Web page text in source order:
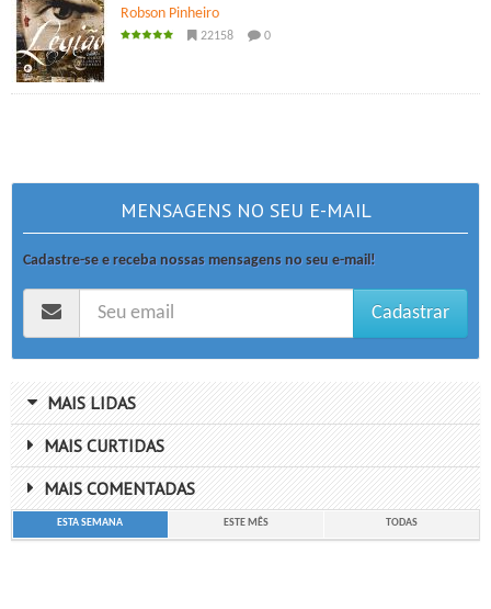
Robson Pinheiro
22158 0
MENSAGENS NO SEU E-MAIL
Cadastre-se e receba nossas mensagens no seu e-mail!
Cadastrar
MAIS LIDAS
MAIS CURTIDAS
MAIS COMENTADAS
ESTA SEMANA ESTE MÊS TODAS